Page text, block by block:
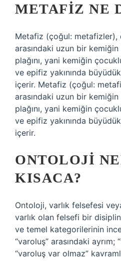
METAFIZ NE
Metafiz (çoğul:
arasındaki uzun bir
plağını, yani kemiğin
ve epifiz yakınında
içerir. Metafiz (çoğul:
arasındaki uzun bir
plağını, yani kemiğin
ve epifiz yakınında
içerir.
ONTOLOJI
KISACA?
Ontoloji, varlık felsefesi
varlık olan felsefi bir
ve temel kategorilerinin
“varoluş” arasındaki
“varoluş var olmaz”